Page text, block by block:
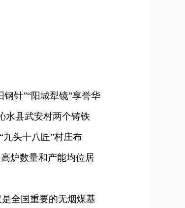
针”“阳城犁镜”享誉华
水县武安村两个铸铁
头十八匠”村庄布
炉数量和产能均位居
全国重要的无烟煤基